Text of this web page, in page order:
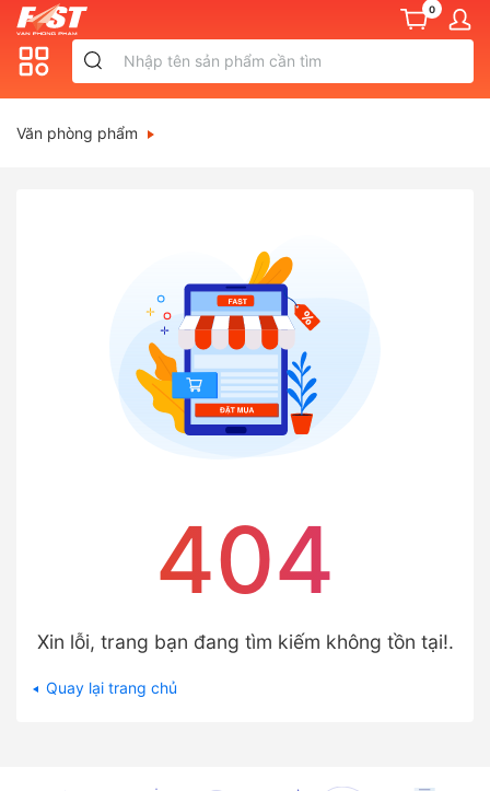
0
Văn phòng phẩm
404
Xin lỗi, trang bạn đang tìm kiếm không tồn tại!.
Quay lại trang chủ